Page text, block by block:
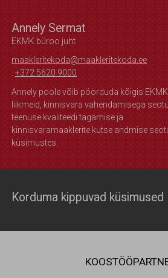
Annely Sermat
EKMK büroo juht
maakleritekoda@maakleritekoda.ee
: +372 5620 9000
Annely poole võib pöörduda kõigis EKMK
liikmeid, kinnisvara vahendamisega
teenuse kvaliteedi tagamise ja
kinnisvaramaaklerite kutse andmise
küsimustes.
Korduma kippuvad küsimused